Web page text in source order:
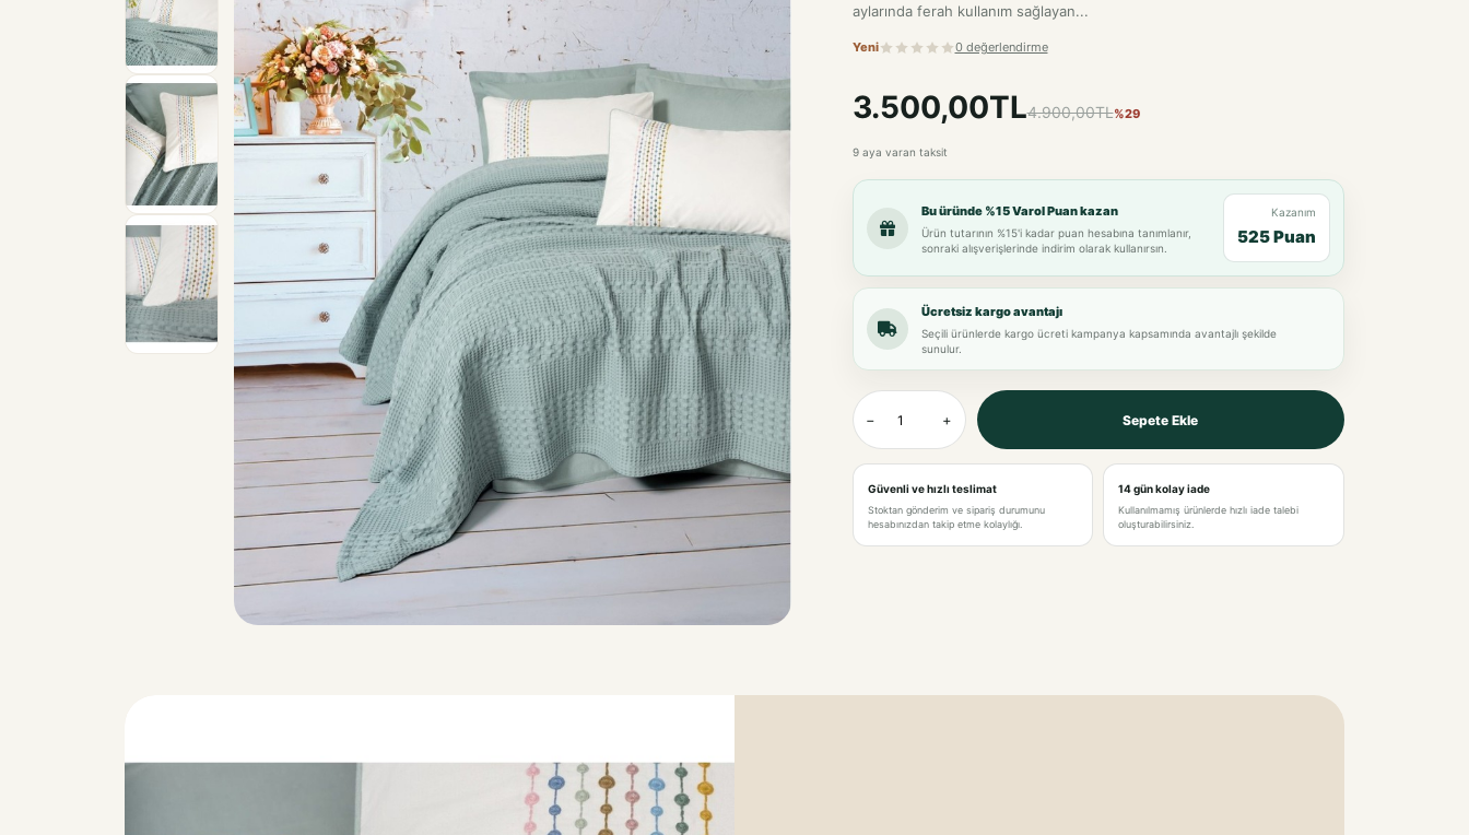
aylarında ferah kullanım sağlayan...
Yeni 0 değerlendirme
3.500,00TL4.900,00TL%29
9 aya varan taksit
Bu üründe %15 Varol Puan kazan
Ürün tutarının %15'i kadar puan hesabına tanımlanır,
sonraki alışverişlerinde indirim olarak kullanırsın.
Kazanım
525 Puan
Ücretsiz kargo avantajı
Seçili ürünlerde kargo ücreti kampanya kapsamında avantajlı şekilde
sunulur.
− + Sepete Ekle
Güvenli ve hızlı teslimat
Stoktan gönderim ve sipariş durumunu
hesabınızdan takip etme kolaylığı.
14 gün kolay iade
Kullanılmamış ürünlerde hızlı iade talebi
oluşturabilirsiniz.